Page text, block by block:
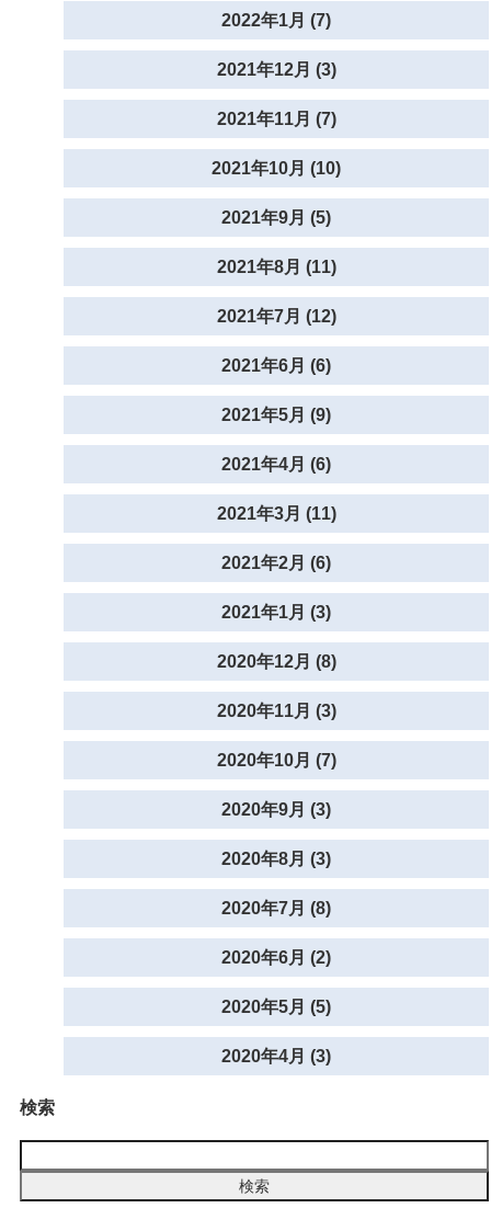
2022年1月 (7)
2021年12月 (3)
2021年11月 (7)
2021年10月 (10)
2021年9月 (5)
2021年8月 (11)
2021年7月 (12)
2021年6月 (6)
2021年5月 (9)
2021年4月 (6)
2021年3月 (11)
2021年2月 (6)
2021年1月 (3)
2020年12月 (8)
2020年11月 (3)
2020年10月 (7)
2020年9月 (3)
2020年8月 (3)
2020年7月 (8)
2020年6月 (2)
2020年5月 (5)
2020年4月 (3)
検索